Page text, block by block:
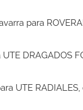
para
UTE
UTE